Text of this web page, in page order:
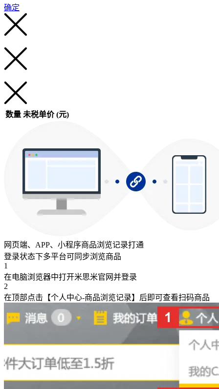
确定
数量 未税单价 (元)
网页端、APP、小程序商品浏览记录打通
登录状态下多平台可同步浏览商品
1
在电脑浏览器中打开米思米官网并登录
2
在顶部点击【个人中心-商品浏览记录】后即可查看扫码商品